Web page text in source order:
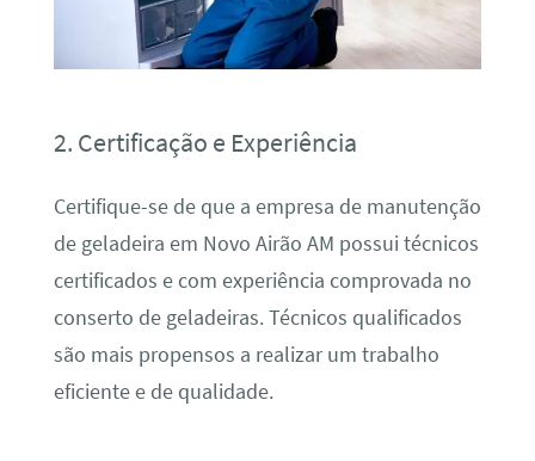
2. Certificação e Experiência
Certifique-se de que a empresa de manutenção
de geladeira em Novo Airão AM possui técnicos
certificados e com experiência comprovada no
conserto de geladeiras. Técnicos qualificados
são mais propensos a realizar um trabalho
eficiente e de qualidade.